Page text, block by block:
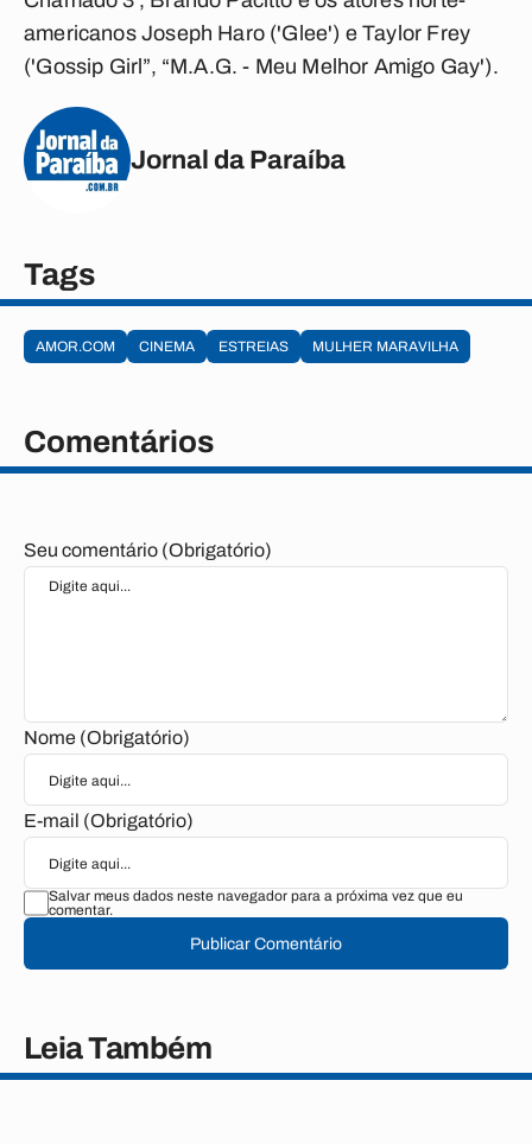
americanos Joseph Haro ('Glee') e Taylor Frey
('Gossip Girl”, “M.A.G. - Meu Melhor Amigo Gay').
Jornal da Paraíba
Tags
AMOR.COM CINEMA ESTREIAS MULHER MARAVILHA
Comentários
Seu comentário (Obrigatório)
Nome (Obrigatório)
E-mail (Obrigatório)
Salvar meus dados neste navegador para a próxima vez que eu
comentar.
Publicar Comentário
Leia Também